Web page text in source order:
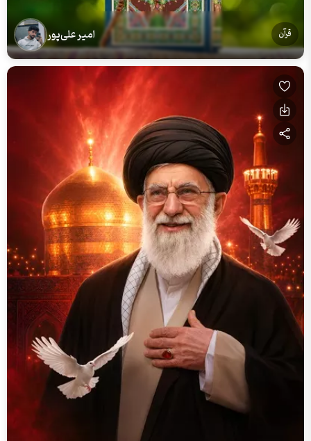
قرآن امیر علی‌پور